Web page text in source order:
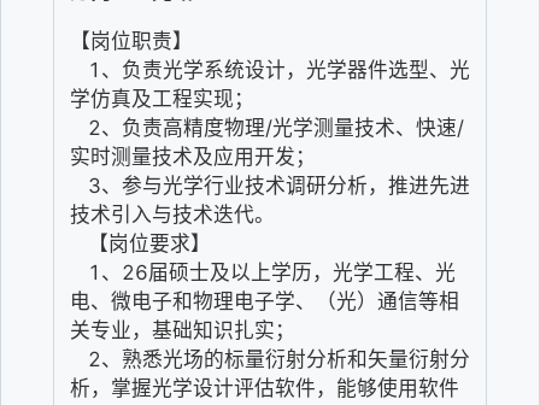
【岗位职责】
学仿真及工程实现；
实时测量技术及应用开发；
技术引入与技术迭代。
【岗位要求】
电、微电子和物理电子学、（光）通信等相
关专业，基础知识扎实；
析，掌握光学设计评估软件，能够使用软件